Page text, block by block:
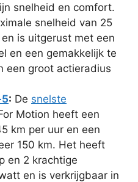
snelheid en comfort.
snelheid van 25
is uitgerust met een
en een gemakkelijk te
een groot actieradius
: De snelste
Motion heeft een
km per uur en een
150 km. Het heeft
en 2 krachtige
en is verkrijgbaar in